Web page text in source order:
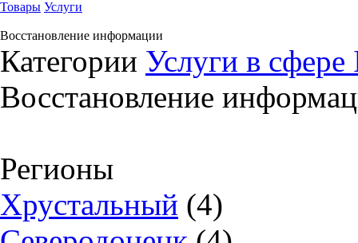
Товары Услуги
Восстановление информации
Категории Услуги в сфере
Восстановление
Регионы
Хрустальный (4)